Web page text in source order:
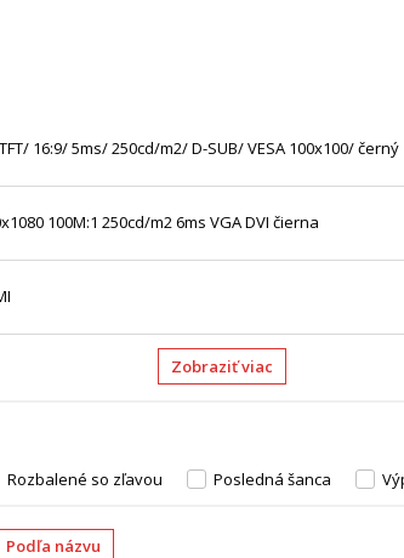
16:9/ 5ms/ 250cd/m2/ D-SUB/ VESA 100x100/ černý
100M:1 250cd/m2 6ms VGA DVI čierna
Zobraziť viac
Rozbalené so zľavou Posledná šanca
Podľa názvu